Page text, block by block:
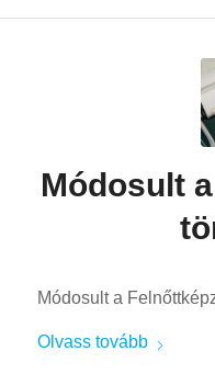
Módosult
Módosult a
Olvass tovább